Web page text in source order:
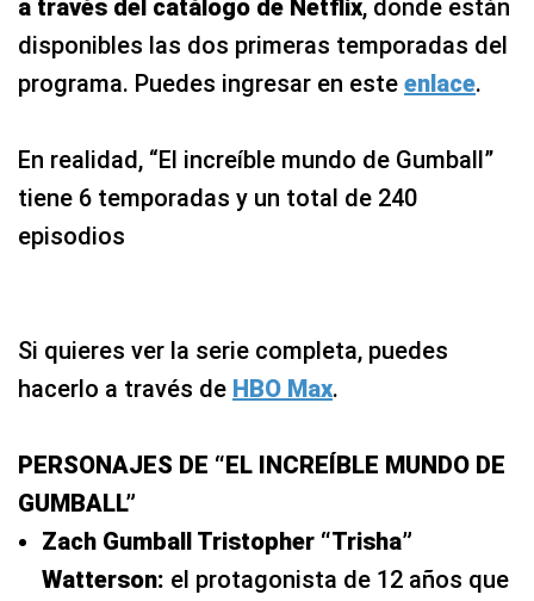
a través del catálogo de Netflix, donde están
disponibles las dos primeras temporadas del
programa. Puedes ingresar en este enlace.
En realidad, “El increíble mundo de Gumball”
tiene 6 temporadas y un total de 240
episodios
Si quieres ver la serie completa, puedes
hacerlo a través de HBO Max.
PERSONAJES DE “EL INCREÍBLE MUNDO DE
GUMBALL”
Zach Gumball Tristopher “Trisha”
Watterson: el protagonista de 12 años que